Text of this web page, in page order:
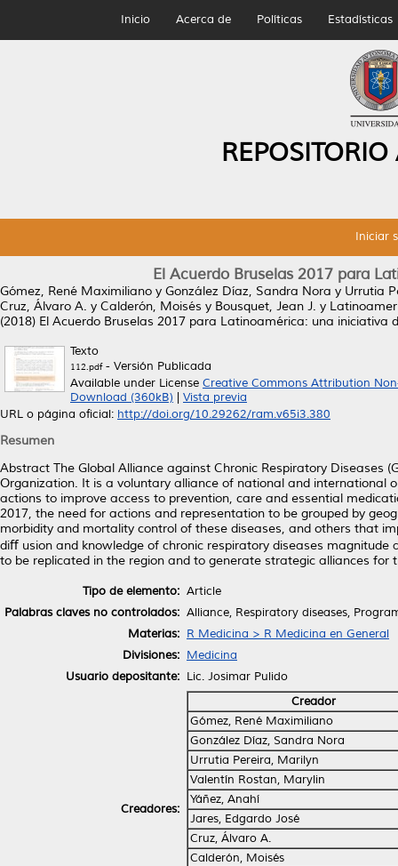
Inicio Acerca de Políticas Estadísticas
Iniciar
El Acuerdo Bruselas 2017 para
Gómez, René Maximiliano y González Díaz, Sandra Nora y Urrutia
Cruz, Álvaro A. y Calderón, Moisés y Bousquet, Jean J. y
(2018) El Acuerdo Bruselas 2017 para Latinoamérica: una iniciativa
Texto
112.pdf- Versión Publicada
Available under License Creative Commons Attribution
Download (360kB)
Vista previa
URL o página oficial: http://doi.org/10.29262/ram.v65i3.380
Resumen
Abstract The Global Alliance against Chronic Respiratory Diseases
Organization. It is a voluntary alliance of national and
actions to improve access to prevention, care and essential
2017, the need for actions and representation to be grouped by
morbidity and mortality control of these diseases, and others that
diﬀ usion and knowledge of chronic respiratory diseases
to be replicated in the region and to generate strategic alliances for
Tipo de elemento: Article
Palabras claves no controlados: Alliance, Respiratory diseases,
Materias: R Medicina > R Medicina en General
Divisiones: Medicina
Usuario depositante: Lic. Josimar Pulido
Creadores:
Creador
Gómez, René Maximiliano
González Díaz, Sandra Nora
Urrutia Pereira, Marilyn
Valentín Rostan, Marylin
Yáñez, Anahí
Jares, Edgardo José
Cruz, Álvaro A.
Calderón, Moisés